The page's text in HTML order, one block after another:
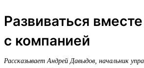
Развиваться вместе
с компанией
Рассказывает Андрей Давыдов, начальник